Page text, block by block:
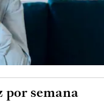
por semana